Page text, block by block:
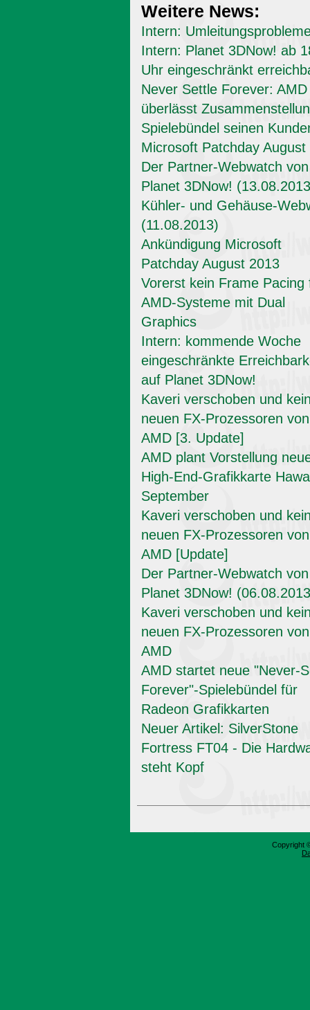
Weitere News:
Intern:
Intern: Planet 3DNow! ab
Uhr eingeschränkt
Never Settle Forever: AMD
überlässt
Spielebündel seinen
Microsoft Patchday August
Der Partner-Webwatch von
Planet 3DNow!
Kühler- und Gehäuse-
(11.08.2013)
Ankündigung Microsoft
Patchday August 2013
Vorerst kein Frame Pacing
AMD-Systeme mit Dual
Graphics
Intern: kommende Woche
eingeschränkte
auf Planet 3DNow!
Kaveri verschoben und
neuen FX-Prozessoren von
AMD [3. Update]
AMD plant Vorstellung
High-End-Grafikkarte
September
Kaveri verschoben und
neuen FX-Prozessoren von
AMD [Update]
Der Partner-Webwatch von
Planet 3DNow!
Kaveri verschoben und
neuen FX-Prozessoren von
AMD
AMD startet neue "Never-
Forever"-Spielebündel für
Radeon Grafikkarten
Neuer Artikel: SilverStone
Fortress FT04 - Die
steht Kopf
Copyright